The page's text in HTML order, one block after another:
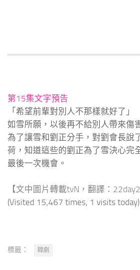
第15集文字預告
「希望前輩對別人不那樣就好了」
如雪所願，以後再不給別人帶來傷
為了讓雪和劉正分手，對劉會長說
荷，知道這些的劉正為了雪決心完
最後一次機會。
【文中圖片轉載tvN，翻譯：
(Visited 15,467 times, 1 visits today)
標籤： 韓劇